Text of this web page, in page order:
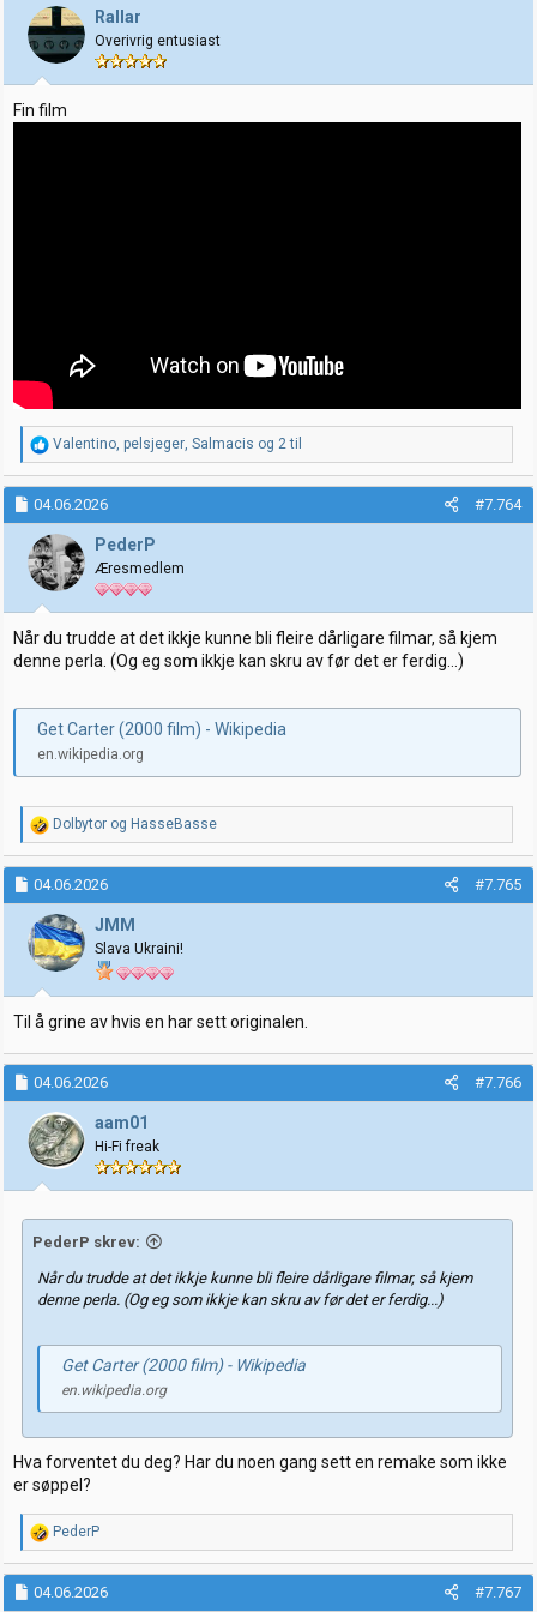
j
o
n
e
r
:
Rallar
Overivrig entusiast
Fin film
R
e
a
k
s
j
o
n
e
r
:
Valentino, pelsjeger, Salmacis og 2 til
04.06.2026 #7.764
PederP
Æresmedlem
Når du trudde at det ikkje kunne bli fleire dårligare filmar, så kjem
denne perla. (Og eg som ikkje kan skru av før det er ferdig...)
Get Carter (2000 film) - Wikipedia
en.wikipedia.org
R
e
a
k
s
j
o
n
e
r
:
Dolbytor og HasseBasse
04.06.2026 #7.765
JMM
Slava Ukraini!
Til å grine av hvis en har sett originalen.
04.06.2026 #7.766
aam01
Hi-Fi freak
PederP skrev:
Når du trudde at det ikkje kunne bli fleire dårligare filmar, så kjem
denne perla. (Og eg som ikkje kan skru av før det er ferdig...)
Get Carter (2000 film) - Wikipedia
en.wikipedia.org
Hva forventet du deg? Har du noen gang sett en remake som ikke
er søppel?
R
e
a
k
PederP
04.06.2026 #7.767